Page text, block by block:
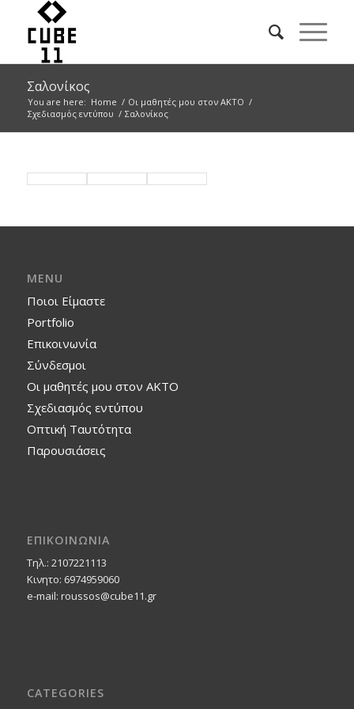
Σαλονίκος
You are here: Home / Οι μαθητές μου στον ΑΚΤΟ /
Σχεδιασμός εντύπου / Σαλονίκος
MENU
Ποιοι Είμαστε
Portfolio
Επικοινωνία
Σύνδεσμοι
Οι μαθητές μου στον ΑΚΤΟ
Σχεδιασμός εντύπου
Οπτική Ταυτότητα
Παρουσιάσεις
ΕΠΙΚΟΙΝΩΝΙΑ
Τηλ.: 2107221113
Κινητο: 6974959060
e-mail: roussos@cube11.gr
CATEGORIES